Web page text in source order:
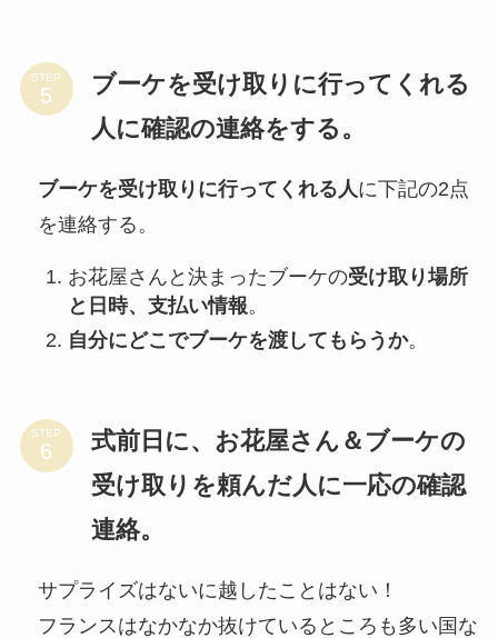
STEP
ブーケを受け取りに行ってくれる
人に確認の連絡をする。
ブーケを受け取りに行ってくれる人に下記の2点
を連絡する。
お花屋さんと決まったブーケの受け取り場所
と日時、支払い情報。
自分にどこでブーケを渡してもらうか。
STEP
式前日に、お花屋さん＆ブーケの
受け取りを頼んだ人に一応の確認
連絡。
サプライズはないに越したことはない！
フランスはなかなか抜けているところも多い国な